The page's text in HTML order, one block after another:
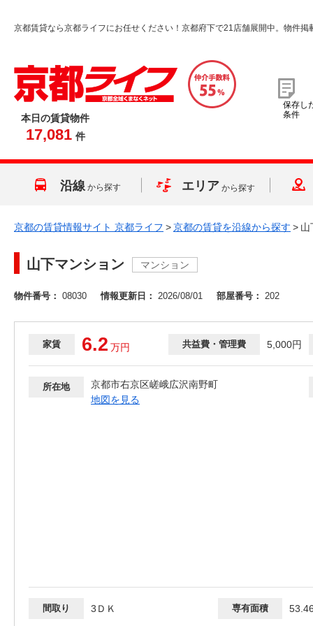
京都賃貸なら京都ライフにお任せください！京都府下で21店舗展開中。物件掲
本日の賃貸物件
17,081 件
保存し
条件
沿線 から探す エリア から探す
京都の賃貸情報サイト 京都ライフ >京都の賃貸を沿線から探す > 山
山下マンション マンション
物件番号： 08030 情報更新日： 2026/08/01 部屋番号： 202
家賃 6.2 万円 共益費・管理費 5,000円
所在地
京都市右京区嵯峨広沢南野町
地図を見る
間取り 3ＤＫ 専有面積